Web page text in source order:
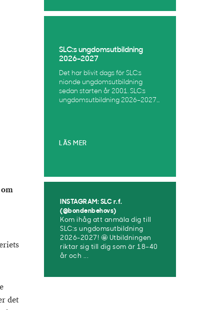
det
SLC:s ungdomsutbildning
2026–2027
Det har blivit dags för SLC:s
nionde ungdomsutbildning
sedan starten år 2001. SLC:s
ungdomsutbildning 2026–2027...
LÄS MER
INSTAGRAM: SLC r.f.
(@bondenbehovs)
Kom ihåg att anmäla dig till
SLC:s ungdomsutbildning
2026-2027! 🤩 Utbildningen
riktar sig till dig som är 18–40
år och ...